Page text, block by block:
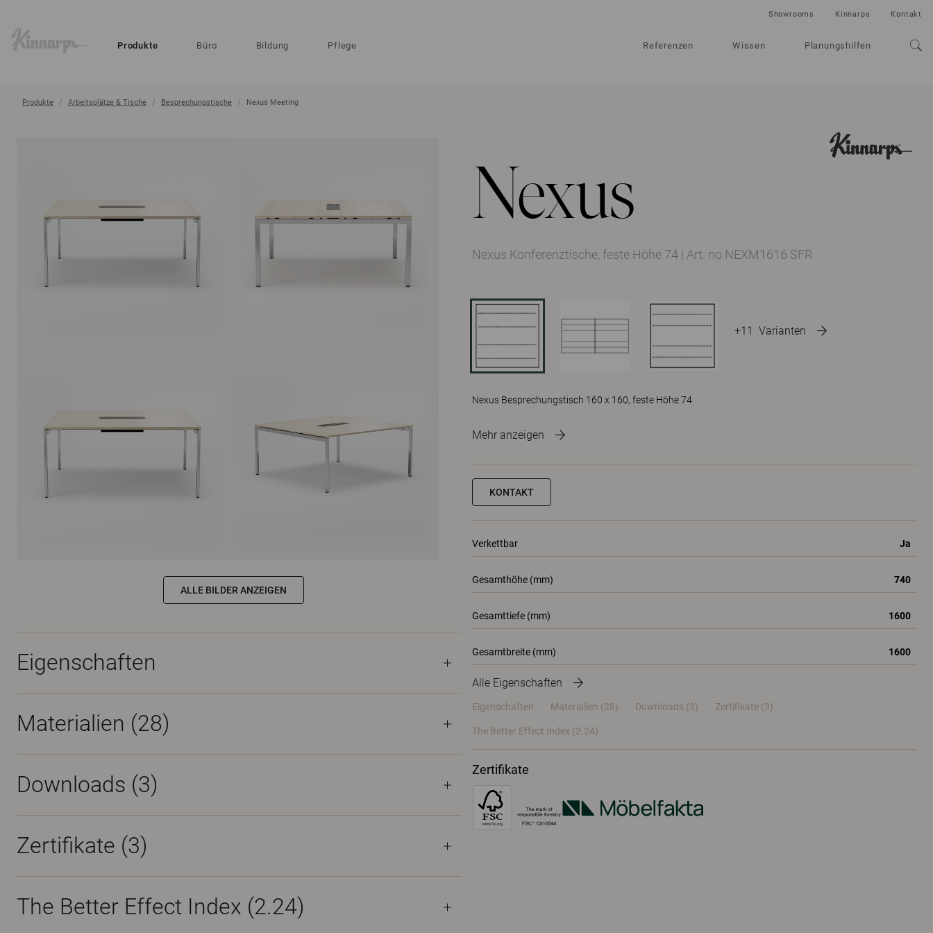
Produkte Büro Bildung Pflege Referenzen Wissen Planungshilfen
Showrooms Kinnarps Kontakt
Produkte Arbeitsplätze & Tische Besprechungstische Nexus Meeting
Nexus
+11 Varianten
Nexus Konferenztische, feste Höhe 74 | Art. no NEXM1616 SFR
Nexus Besprechungstisch 160 x 160, feste Höhe 74
Mehr anzeigen
KONTAKT
Verkettbar Ja
Gesamthöhe (mm) 740
Gesamttiefe (mm) 1600
Gesamtbreite (mm) 1600
Alle Eigenschaften
Eigenschaften Materialien (28) Downloads (3) Zertifikate (3)
The Better Effect Index (2.24)
Zertifikate
ALLE BILDER ANZEIGEN
Eigenschaften
Materialien (28)
Downloads (3)
Zertifikate (3)
The Better Effect Index (2.24)